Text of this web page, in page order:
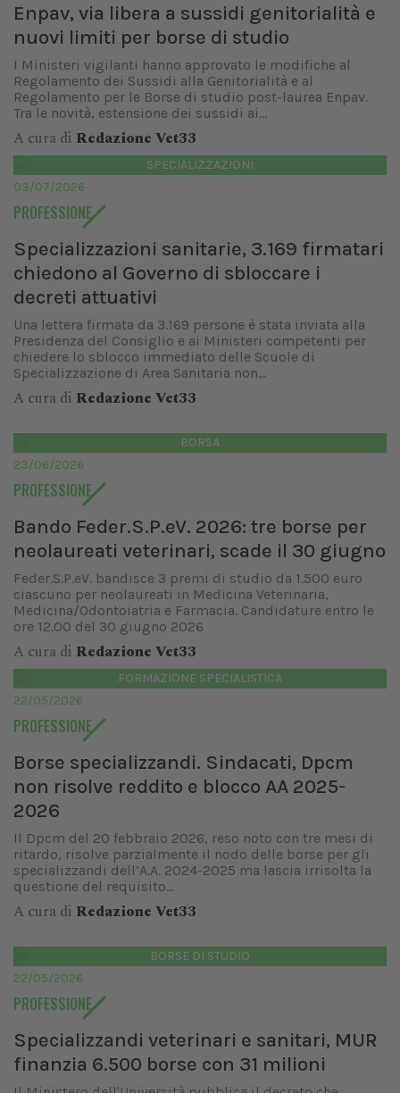
Enpav, via libera a sussidi genitorialità e
nuovi limiti per borse di studio
I Ministeri vigilanti hanno approvato le modifiche al
Regolamento dei Sussidi alla Genitorialità e al
Regolamento per le Borse di studio post-laurea Enpav.
Tra le novità, estensione dei sussidi ai...
A cura di Redazione Vet33
SPECIALIZZAZIONI
03/07/2026
PROFESSIONE
Specializzazioni sanitarie, 3.169 firmatari
chiedono al Governo di sbloccare i
decreti attuativi
Una lettera firmata da 3.169 persone è stata inviata alla
Presidenza del Consiglio e ai Ministeri competenti per
chiedere lo sblocco immediato delle Scuole di
Specializzazione di Area Sanitaria non...
A cura di Redazione Vet33
BORSA
23/06/2026
PROFESSIONE
Bando Feder.S.P.eV. 2026: tre borse per
neolaureati veterinari, scade il 30 giugno
Feder.S.P.eV. bandisce 3 premi di studio da 1.500 euro
ciascuno per neolaureati in Medicina Veterinaria,
Medicina/Odontoiatria e Farmacia. Candidature entro le
ore 12.00 del 30 giugno 2026
A cura di Redazione Vet33
FORMAZIONE SPECIALISTICA
22/05/2026
PROFESSIONE
Borse specializzandi. Sindacati, Dpcm
non risolve reddito e blocco AA 2025-
2026
Il Dpcm del 20 febbraio 2026, reso noto con tre mesi di
ritardo, risolve parzialmente il nodo delle borse per gli
specializzandi dell’A.A. 2024-2025 ma lascia irrisolta la
questione del requisito...
A cura di Redazione Vet33
BORSE DI STUDIO
22/05/2026
PROFESSIONE
Specializzandi veterinari e sanitari, MUR
finanzia 6.500 borse con 31 milioni